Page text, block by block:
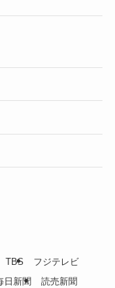
TBS
フジテレビ
日新聞 読売新聞